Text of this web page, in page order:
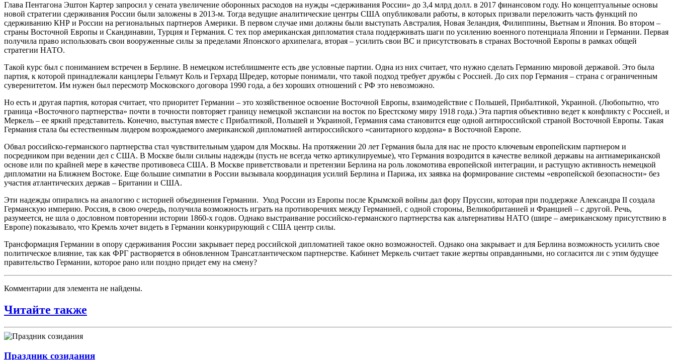
Глава Пентагона Эштон Картер запросил у сената увеличение оборонных расходов на нужды «сдерживания России» до 3,4 млрд долл. в 2017 финансовом году. Но концептуальные основы
новой стратегии сдерживания России были заложены в 2013-м. Тогда ведущие аналитические центры США опубликовали работы, в которых призвали переложить часть функций по
сдерживанию КНР и России на региональных партнеров Америки. В первом случае ими должны были выступать Австралия, Новая Зеландия, Филиппины, Вьетнам и Япония. Во втором –
страны Восточной Европы и Скандинавии, Турция и Германия. С тех пор американская дипломатия стала поддерживать шаги по усилению военного потенциала Японии и Германии. Первая
получила право использовать свои вооруженные силы за пределами Японского архипелага, вторая – усилить свои ВС и присутствовать в странах Восточной Европы в рамках общей
стратегии НАТО.
Такой курс был с пониманием встречен в Берлине. В немецком истеблишменте есть две условные партии. Одна из них считает, что нужно сделать Германию мировой державой. Это была
партия, к которой принадлежали канцлеры Гельмут Коль и Герхард Шредер, которые понимали, что такой подход требует дружбы с Россией. До сих пор Германия – страна с ограниченным
суверенитетом. Им нужен был пересмотр Московского договора 1990 года, а без хороших отношений с РФ это невозможно.
Но есть и другая партия, которая считает, что приоритет Германии – это хозяйственное освоение Восточной Европы, взаимодействие с Польшей, Прибалтикой, Украиной. (Любопытно, что
граница «Восточного партнерства» почти в точности повторяет границу немецкой экспансии на восток по Брестскому миру 1918 года.) Эта партия объективно ведет к конфликту с Россией, и
Меркель – ее яркий представитель. Конечно, выступая вместе с Прибалтикой, Польшей и Украиной, Германия сама становится еще одной антироссийской страной Восточной Европы. Такая
Германия стала бы естественным лидером возрождаемого американской дипломатией антироссийского «санитарного кордона» в Восточной Европе.
Обвал российско-германского партнерства стал чувствительным ударом для Москвы. На протяжении 20 лет Германия была для нас не просто ключевым европейским партнером и
посредником при ведении дел с США. В Москве были сильны надежды (пусть не всегда четко артикулируемые), что Германия возродится в качестве великой державы на антиамериканской
основе или по крайней мере в качестве противовеса США. В Москве приветствовали и претензии Берлина на роль локомотива европейской интеграции, и растущую активность немецкой
дипломатии на Ближнем Востоке. Еще большие симпатии в России вызывала координация усилий Берлина и Парижа, их заявка на формирование системы «европейской безопасности» без
участия атлантических держав – Британии и США.
Эти надежды опирались на аналогию с историей объединения Германии. Уход России из Европы после Крымской войны дал фору Пруссии, которая при поддержке Александра II создала
Германскую империю. Россия, в свою очередь, получила возможность играть на противоречиях между Германией, с одной стороны, Великобританией и Францией – с другой. Речь,
разумеется, не шла о дословном повторении истории 1860-х годов. Однако выстраивание российско-германского партнерства как альтернативы НАТО (шире – американскому присутствию в
Европе) показывало, что Кремль хочет видеть в Германии конкурирующий с США центр силы.
Трансформация Германии в опору сдерживания России закрывает перед российской дипломатией такое окно возможностей. Однако она закрывает и для Берлина возможность усилить свое
политическое влияние, так как ФРГ растворяется в обновленном Трансатлантическом партнерстве. Кабинет Меркель считает такие жертвы оправданными, но согласится ли с этим будущее
правительство Германии, которое рано или поздно придет ему на смену?
Комментарии для элемента не найдены.
Читайте также
Праздник созидания